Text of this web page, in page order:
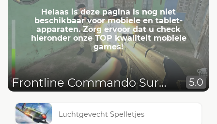
Helaas is deze pagina is nog niet
beschikbaar voor mobiele en tablet-
apparaten. Zorg ervoor dat u check
hieronder onze TOP kwaliteit mobiele
games!
Frontline Commando Survival 5.0
Luchtgevecht Spelletjes